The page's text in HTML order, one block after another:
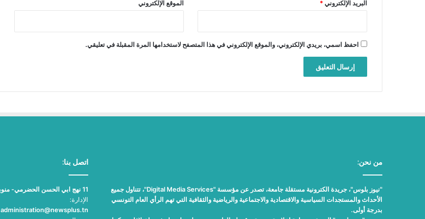
البريد الإلكتروني* الموقع الإلكتروني
احفظ اسمي، بريدي الإلكتروني، والموقع الإلكتروني في هذا المتصفح لاستخدامها المرة المقبلة في تعليقي.
من نحن:
"نيوز بلوس"، جريدة الكترونية مستقلة جامعة، تصدر عن مؤسسة "Digital Media Services"، تتناول جميع
الأحداث والمستجدات السياسية والاقتصادية والاجتماعية والرياضية والثقافية التي تهم الرأي العام التونسي
بدرجة أولى.
اتصل بنا:
11 نهج ابي الحسن الحضرمي- منوبة - تونس
الإدارة:
administration@newsplus.tn